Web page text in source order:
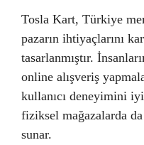
Tosla Kart, Türkiye
pazarın ihtiyaçlarını
tasarlanmıştır.
online alışveriş
kullanıcı deneyimini
fiziksel mağazalarda
sunar.